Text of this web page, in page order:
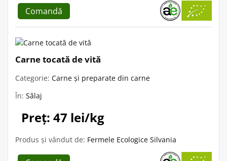
Comandă
Carne tocată de vită
Categorie: Carne și preparate din carne
În: Sălaj
Preț: 47 lei/kg
Produs și vândut de: Fermele Ecologice Silvania